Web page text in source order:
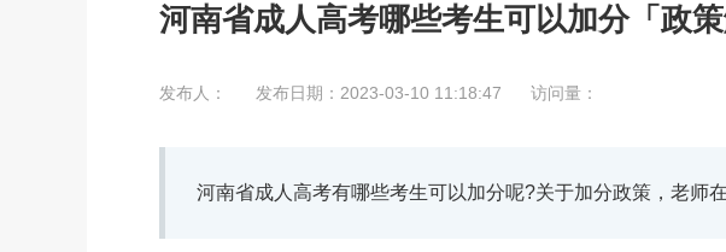
河南省成人高考哪些考生可以加分「政策
发布人： 发布日期：2023-03-10 11:18:47 访问量：
河南省成人高考有哪些考生可以加分呢?关于加分政策，老师